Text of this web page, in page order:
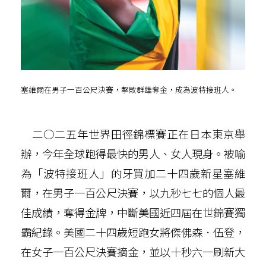
塞維爾在男子一百公尺決賽，擊敗群雄奪金，成為波特接班人。
二○二五年世界田徑錦標賽正在日本東京舉
辦，今年全球跑得最快的男人、女人現身。被喻
為「波特接班人」的牙買加二十四歲新星塞維
爾，在男子一百公尺決賽，以九秒七七的個人最
佳成績，奪得金牌，中斷美國近四屆在世錦賽獨
霸紀錄。美國二十四歲短跑女將傑佛森．伍登，
在女子一百公尺決賽摘金，並以十秒六一刷新大